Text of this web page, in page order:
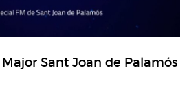
Major Sant Joan de Palamós